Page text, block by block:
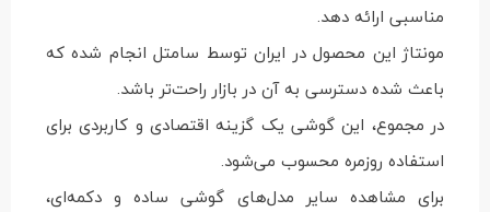
مناسبی ارائه دهد.
مونتاژ این محصول در ایران توسط سامتل انجام شده که
باعث شده دسترسی به آن در بازار راحت‌تر باشد.
در مجموع، این گوشی یک گزینه اقتصادی و کاربردی برای
استفاده روزمره محسوب می‌شود.
برای مشاهده سایر مدل‌های گوشی ساده و دکمه‌ای،